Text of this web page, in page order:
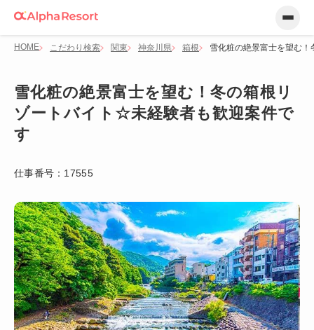
HOME こだわり検索 関東 神奈川県 箱根 雪化粧の絶景富士を望む
雪化粧の絶景富士を望む！冬の箱根リ
ゾートバイト☆未経験者も歓迎案件で
す
仕事番号： 17555